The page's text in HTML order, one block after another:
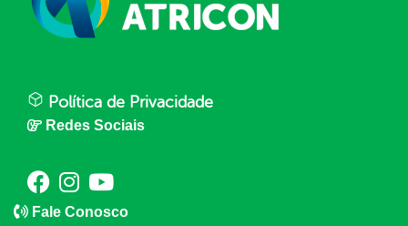
Política de Privacidade
Redes Sociais
Fale Conosco